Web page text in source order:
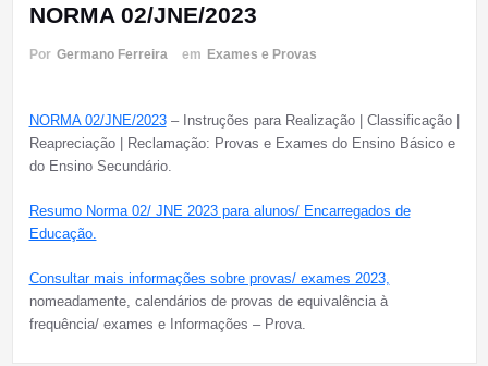
NORMA 02/JNE/2023
Por Germano Ferreira em Exames e Provas
NORMA 02/JNE/2023– Instruções para Realização | Classificação |
Reapreciação | Reclamação: Provas e Exames do Ensino Básico e
do Ensino Secundário.
Resumo Norma 02/ JNE 2023 para alunos/ Encarregados de
Educação.
Consultar mais informações sobre provas/ exames 2023,
nomeadamente, calendários de provas de equivalência à
frequência/ exames e Informações – Prova.